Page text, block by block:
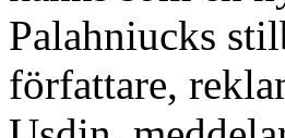
Palahniucks
författare,